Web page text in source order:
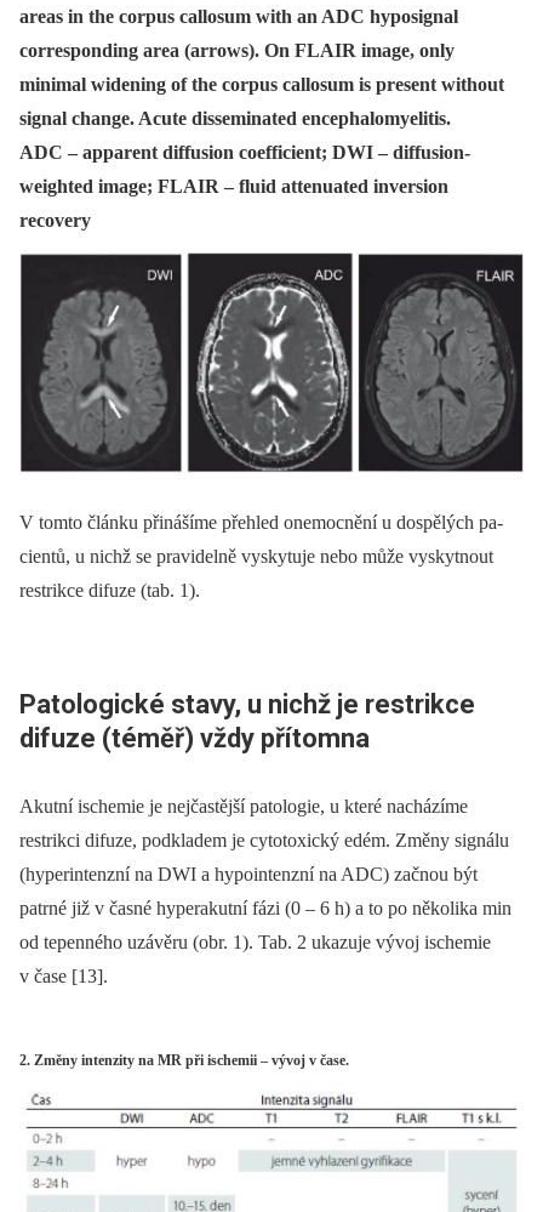
areas in the corpus callosum with an ADC hyposignal
corresponding area (arrows). On FLAIR image, only
minimal widening of the corpus callosum is present without
signal change. Acute disseminated encephalomyelitis.
ADC – apparent diffusion coefficient; DWI – diffusion-
weighted image; FLAIR – fluid attenuated inversion
recovery
V tomto článku přinášíme přehled onemocnění u dospělých pa­
cientů, u nichž se pravidelně vyskytuje nebo může vyskytnout
restrikce difuze (tab. 1).
Patologické stavy, u nichž je restrikce
difuze (téměř) vždy přítomna
Akutní ischemie je nejčastější patologie, u které nacházíme
restrikci difuze, podkladem je cytotoxický edém. Změny signálu
(hyperintenzní na DWI a hypointenzní na ADC) začnou být
patrné již v časné hyperakutní fázi (0 –⁠ 6 h) a to po několika min
od tepen­ného uzávěru (obr. 1). Tab. 2 ukazuje vývoj ischemie
v čase [13].
2. Změny intenzity na MR při ischemii – vývoj v čase.